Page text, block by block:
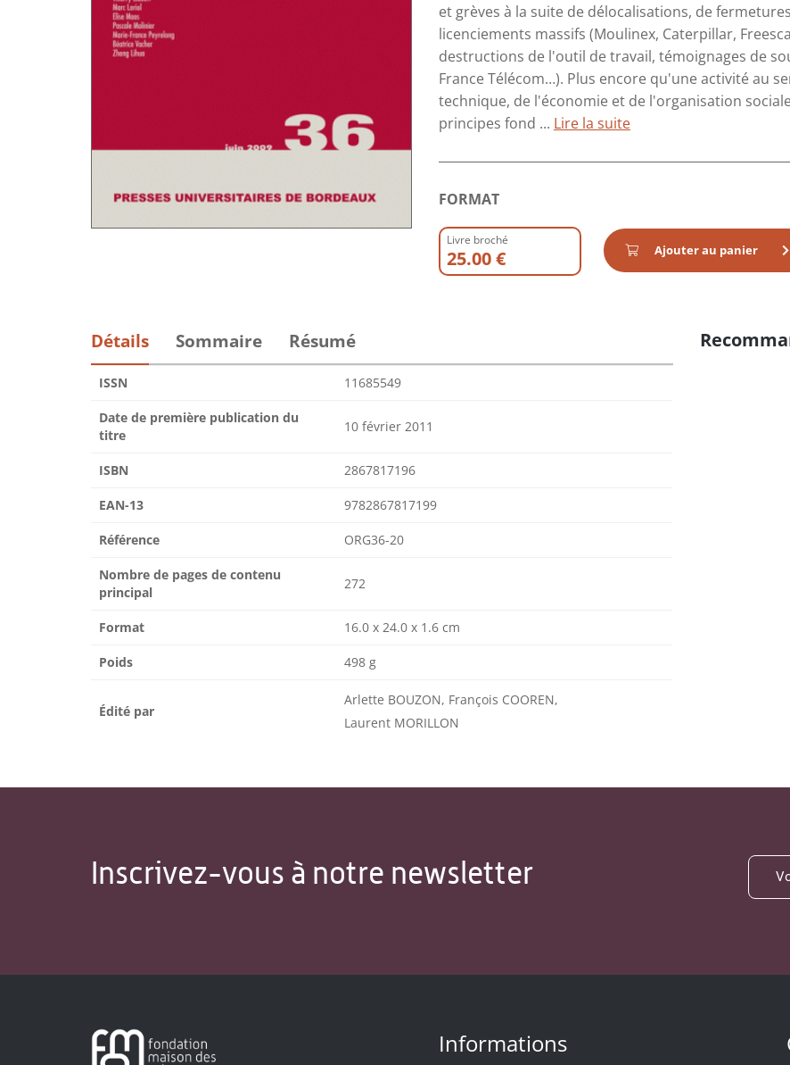
et grèves à la suite de délocalisations, de
licenciements massifs (Moulinex, Caterpillar,
destructions de l'outil de travail, témoignages de
France Télécom…). Plus encore qu'une activité au
technique, de l'économie et de l'organisation
principes fond ... Lire la suite
FORMAT
Livre broché
25.00 € Ajouter au panier
Détails Sommaire Résumé
ISSN 11685549
Date de première publication du
titre
10 février 2011
ISBN 2867817196
EAN-13 9782867817199
Référence ORG36-20
Nombre de pages de contenu
principal
272
Format 16.0 x 24.0 x 1.6 cm
Poids 498 g
Édité par
Arlette BOUZON, François COOREN,
Laurent MORILLON
Inscrivez-vous à notre newsletter
Informations